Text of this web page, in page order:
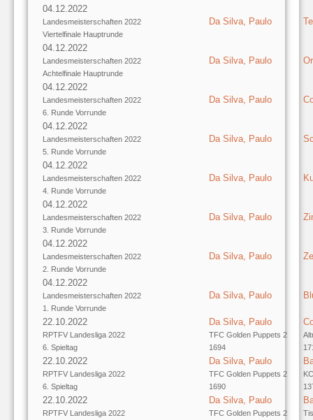
04.12.2022
Landesmeisterschaften 2022
Viertelfinale Hauptrunde
Da Silva, Paulo
04.12.2022
Landesmeisterschaften 2022
Achtelfinale Hauptrunde
Da Silva, Paulo
04.12.2022
Landesmeisterschaften 2022
6. Runde Vorrunde
Da Silva, Paulo
04.12.2022
Landesmeisterschaften 2022
5. Runde Vorrunde
Da Silva, Paulo
04.12.2022
Landesmeisterschaften 2022
4. Runde Vorrunde
Da Silva, Paulo
04.12.2022
Landesmeisterschaften 2022
3. Runde Vorrunde
Da Silva, Paulo
04.12.2022
Landesmeisterschaften 2022
2. Runde Vorrunde
Da Silva, Paulo
04.12.2022
Landesmeisterschaften 2022
1. Runde Vorrunde
Da Silva, Paulo
22.10.2022
RPTFV Landesliga 2022
6. Spieltag
Da Silva, Paulo
TFC Golden Puppets 2
1694
22.10.2022
RPTFV Landesliga 2022
6. Spieltag
Da Silva, Paulo
TFC Golden Puppets 2
1690
22.10.2022
RPTFV Landesliga 2022
Da Silva, Paulo
TFC Golden Puppets 2